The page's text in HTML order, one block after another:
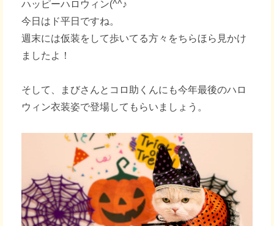
ハッピーハロウィン(^^♪
今日はド平日ですね。
週末には仮装をして歩いてる方々をちらほら見かけ
ましたよ！
そして、まびさんとコロ助くんにも今年最後のハロ
ウィン衣装姿で登場してもらいましょう。